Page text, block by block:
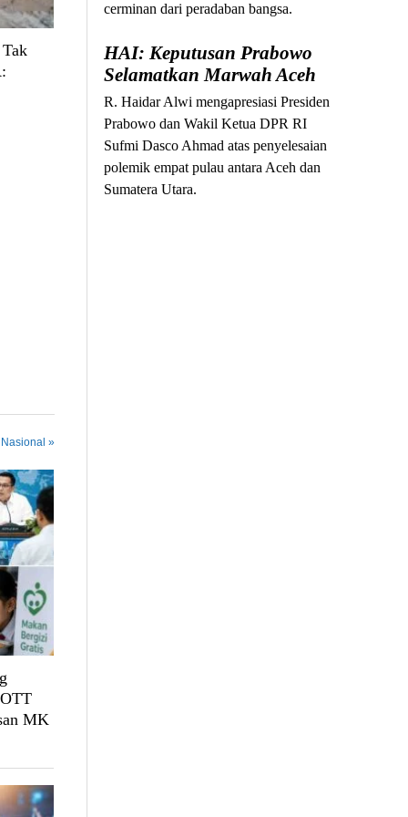
»
MK
cerminan dari peradaban bangsa.
HAI: Keputusan Prabowo
Selamatkan Marwah Aceh
R. Haidar Alwi mengapresiasi Presiden
Prabowo dan Wakil Ketua DPR RI
Sufmi Dasco Ahmad atas penyelesaian
polemik empat pulau antara Aceh dan
Sumatera Utara.